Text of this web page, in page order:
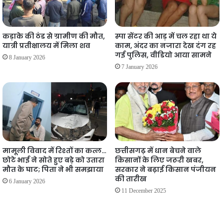
कड़ाके की ठंड से ग्रामीण की मौत,
यात्री प्रतीक्षालय में मिला शव
8 January 2026
स्पा सेंटर की आड़ में चल रहा था ये
काम, अंदर का नजारा देख दंग रह
गई पुलिस, वीडियो आया सामने
7 January 2026
मामूली विवाद में रिश्तों का कत्ल…
छोटे भाई ने सोते हुए बड़े को उतारा
मौत के घाट; पिता ने भी समझाया
6 January 2026
छत्तीसगढ़ में धान बेचने वाले
किसानों के लिए जरूरी खबर,
सरकार ने बढ़ाई किसान पंजीयन
की तारीख
11 December 2025